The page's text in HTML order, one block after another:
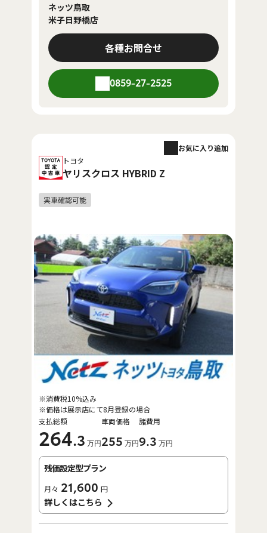
ネッツ鳥取
米子日野橋店
各種お問合せ
0859-27-2525
トヨタ
ヤリスクロス HYBRID Z
お気に入り追加
支払総額
264.3 万円
車両価格
255 万円
諸費用
9.3 万円
※消費税10%込み
※価格は展示店にて8月登録の場合
残価設定型プラン
月々 21,600 円
詳しくはこちら